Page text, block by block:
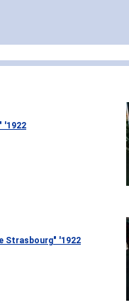
'1922
Strasbourg" '1922